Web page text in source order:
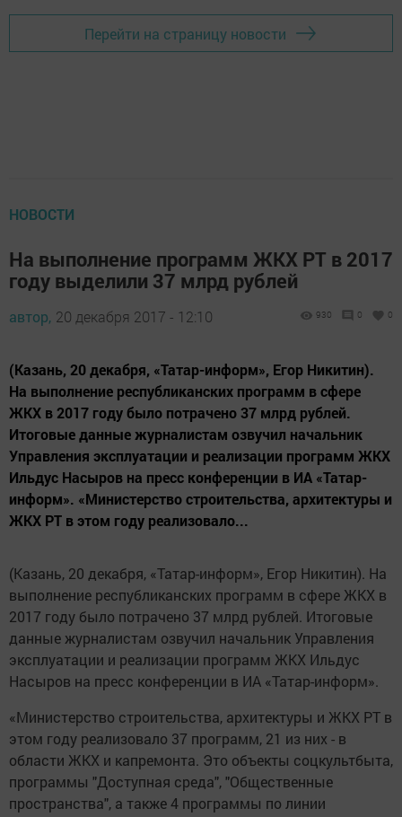
Перейти на страницу новости
НОВОСТИ
На выполнение программ ЖКХ РТ в 2017
году выделили 37 млрд рублей
автор, 20 декабря 2017 - 12:10 930 0 0
(Казань, 20 декабря, «Татар-информ», Егор Никитин).
На выполнение республиканских программ в сфере
ЖКХ в 2017 году было потрачено 37 млрд рублей.
Итоговые данные журналистам озвучил начальник
Управления эксплуатации и реализации программ ЖКХ
Ильдус Насыров на пресс конференции в ИА «Татар-
информ». «Министерство строительства, архитектуры и
ЖКХ РТ в этом году реализовало...
(Казань, 20 декабря, «Татар-информ», Егор Никитин). На
выполнение республиканских программ в сфере ЖКХ в
2017 году было потрачено 37 млрд рублей. Итоговые
данные журналистам озвучил начальник Управления
эксплуатации и реализации программ ЖКХ Ильдус
Насыров на пресс конференции в ИА «Татар-информ».
«Министерство строительства, архитектуры и ЖКХ РТ в
этом году реализовало 37 программ, 21 из них - в
области ЖКХ и капремонта. Это объекты соцкультбыта,
программы "Доступная среда", "Общественные
пространства", а также 4 программы по линии